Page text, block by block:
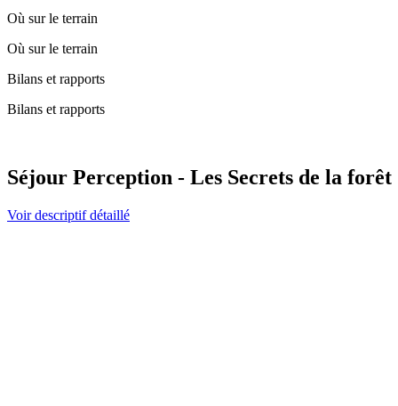
Où sur le terrain
Où sur le terrain
Bilans et rapports
Bilans et rapports
Séjour Perception - Les Secrets de la
Voir descriptif détaillé